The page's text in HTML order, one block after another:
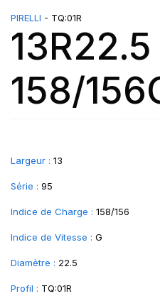
PIRELLI - TQ:01R
13R22.5
158/
Largeur : 13
Série : 95
Indice de Charge : 158/156
Indice de Vitesse : G
Diamètre : 22.5
Profil : TQ:01R